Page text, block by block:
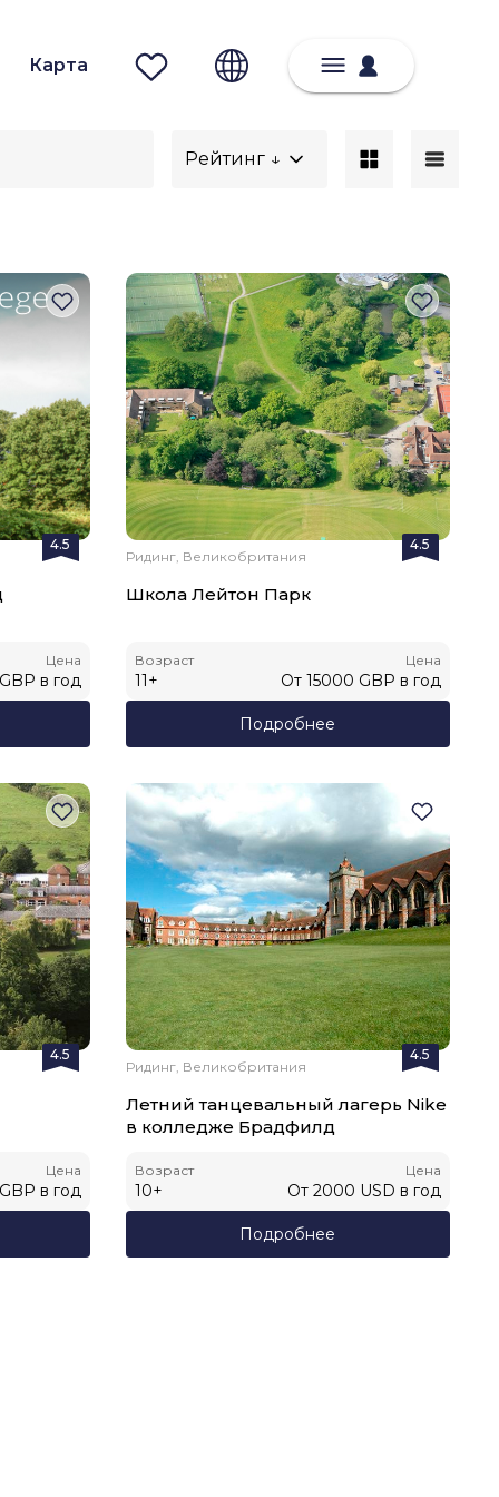
Карта
Рейтинг ↓
4.5
Цена
GBP в год
4.5
Ридинг, Великобритания
Школа Лейтон Парк
Возраст
11+
Цена
От 15000 GBP в год
Подробнее
4.5
Цена
GBP в год
4.5
Ридинг, Великобритания
Летний танцевальный лагерь Nike
в колледже Брадфилд
Возраст
10+
Цена
От 2000 USD в год
Подробнее